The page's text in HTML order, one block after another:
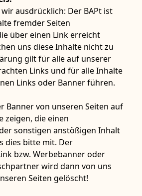
ausdrücklich: Der BAPt ist
fremder Seiten
über einen Link erreicht
uns diese Inhalte nicht zu
gilt für alle auf unserer
Links und für alle Inhalte
Links oder Banner führen.
Banner von unseren Seiten auf
zeigen, die einen
sonstigen anstößigen Inhalt
dies bitte mit. Der
bzw. Werbebanner oder
wird dann von uns
Seiten gelöscht!